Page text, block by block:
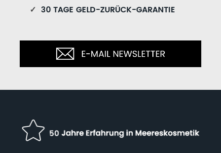
✓ 30 TAGE GELD-ZURÜCK-GARANTIE